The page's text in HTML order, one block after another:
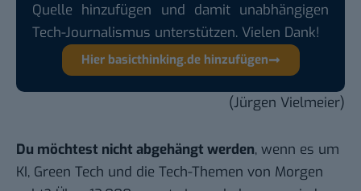
Quelle hinzufügen und damit unabhängigen
Tech-Journalismus unterstützen. Vielen Dank!
Hier basicthinking.de hinzufügen
(Jürgen Vielmeier)
Du möchtest nicht abgehängt werden, wenn es um
KI, Green Tech und die Tech-Themen von Morgen